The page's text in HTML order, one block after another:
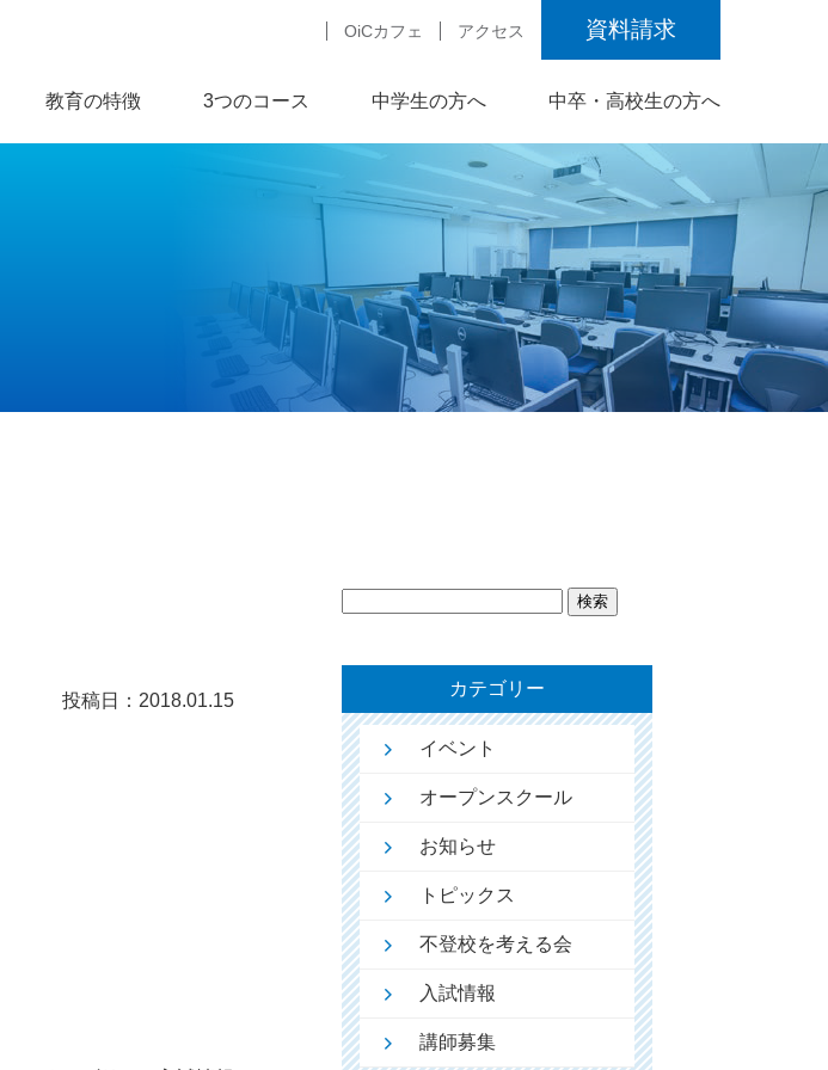
OiCカフェ アクセス 資料請求
教育の特徴 3つのコース 中学生の方へ 中卒・高校生の方へ
投稿日：2018.01.15
カテゴリー
イベント
オープンスクール
お知らせ
トピックス
不登校を考える会
入試情報
講師募集